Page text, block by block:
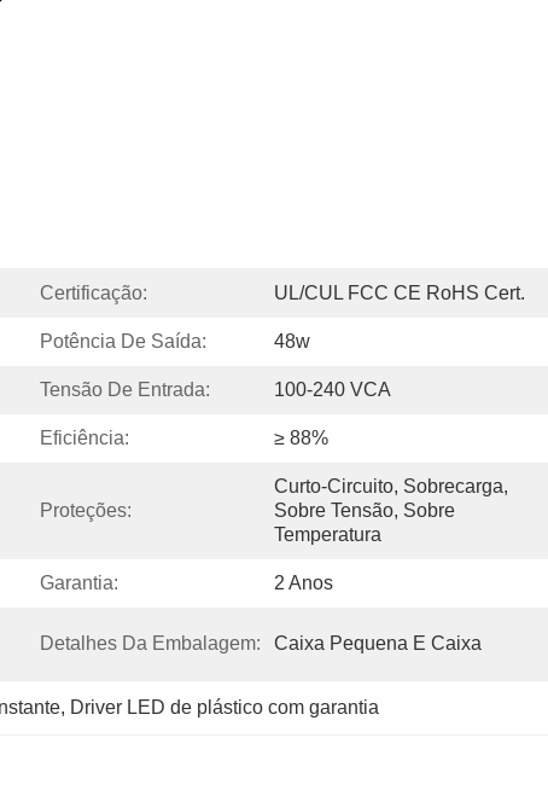
Certificação: UL/cUL FCC CE RoHS Cert.
Potência De Saída: 48w
Tensão De Entrada: 100-240 VCA
Eficiência: ≥ 88%
Proteções:
Curto-Circuito, Sobrecarga,
Sobre Tensão, Sobre
Temperatura
Garantia: 2 Anos
Detalhes Da Embalagem: Caixa Pequena E Caixa
, Driver LED de plástico com garantia